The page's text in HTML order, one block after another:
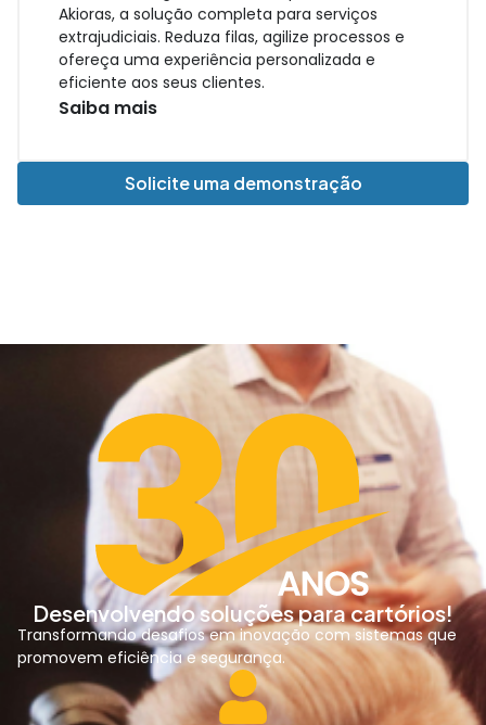
Akioras, a solução completa para serviços
extrajudiciais. Reduza filas, agilize processos e
ofereça uma experiência personalizada e
eficiente aos seus clientes.
Saiba mais
Solicite uma demonstração
Desenvolvendo soluções para cartórios!
Transformando desafios em inovação com sistemas que
promovem eficiência e segurança.